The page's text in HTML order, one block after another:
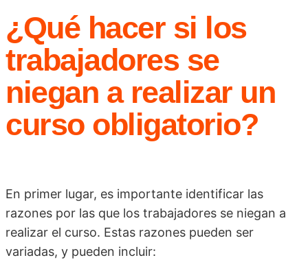
¿Qué hacer si los
trabajadores se
niegan a realizar un
curso obligatorio?
En primer lugar, es importante identificar las
razones por las que los trabajadores se niegan a
realizar el curso. Estas razones pueden ser
variadas, y pueden incluir: